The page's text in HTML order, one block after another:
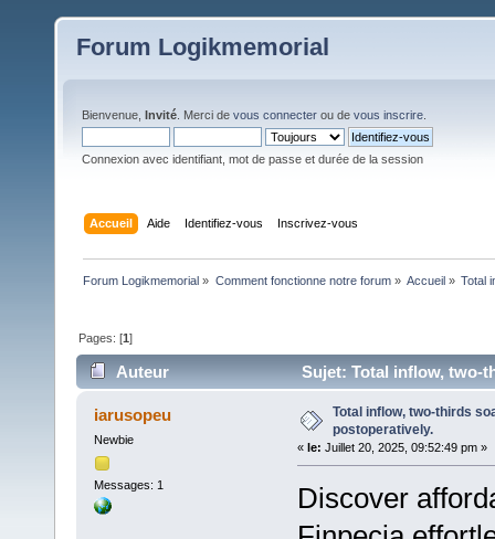
Forum Logikmemorial
Bienvenue, Invité . Merci de vous connecter ou de vous inscrire
Connexion avec identifiant, mot de passe et durée de la session
Accueil Aide Identifiez-vous Inscrivez-vous
Forum Logikmemorial » Comment fonctionne notre forum» Accueil» Total
Pages: [1]
Auteur Sujet: Total inflow, two-
iarusopeu
Newbie
Messages: 1
Total inflow, two-thirds
postoperatively.
« le: Juillet 20, 2025, 09:52:49 pm »
Discover